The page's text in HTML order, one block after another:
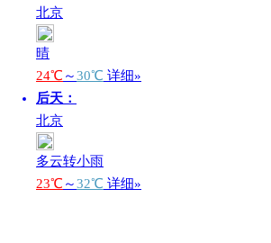
北京
晴
24℃ ～30℃ 详细»
后天：
北京
多云转小雨
23℃ ～32℃ 详细»